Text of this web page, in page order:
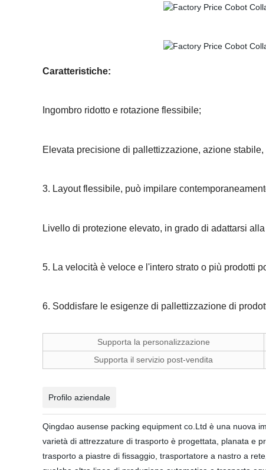
Caratteristiche:
Ingombro ridotto e rotazione flessibile;
Elevata precisione di pallettizzazione, azione
3. Layout flessibile, può impilare
Livello di protezione elevato, in grado di adattarsi
5. La velocità è veloce e l'intero strato o più prodotti
6. Soddisfare le esigenze di pallettizzazione di
Supporta la personalizzazione
Supporta il servizio post-vendita
Profilo aziendale
Qingdao ausense packing equipment co.Ltd è una nuova
varietà di attrezzature di trasporto è progettata, planata e
trasporto a piastre di fissaggio, trasportatore a nastro a